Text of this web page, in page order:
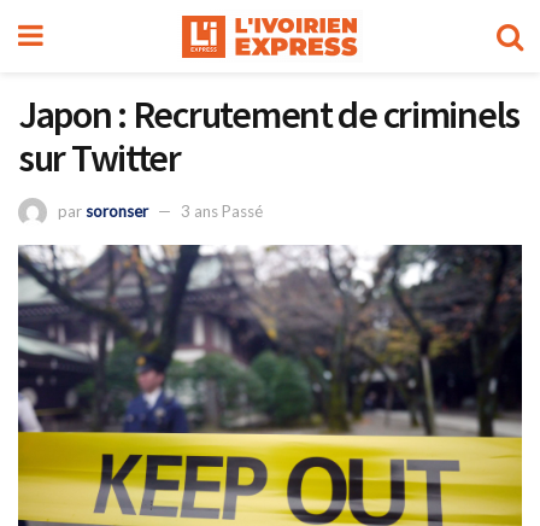
Japon : Recrutement de criminels
sur Twitter
par soronser 3 ans Passé